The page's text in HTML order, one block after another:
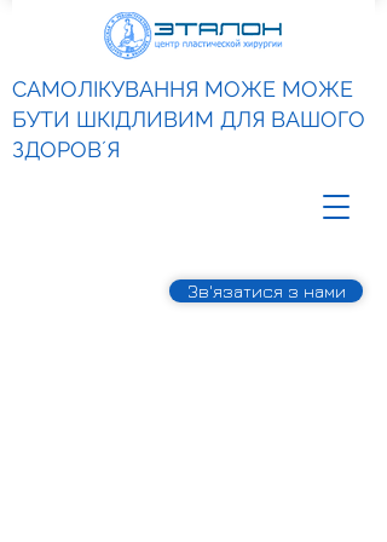
Зв'язатися з нами
САМОЛІКУВАННЯ МОЖЕ МОЖЕ
БУТИ ШКІДЛИВИМ ДЛЯ ВАШОГО
ЗДОРОВʼЯ